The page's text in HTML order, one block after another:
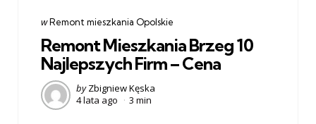
Categories
post
wRemont mieszkania Opolskie
Remont Mieszkania Brzeg 10
Najlepszych Firm – Cena
Posted
by
by Zbigniew Kęska
4 lata ago
3 min